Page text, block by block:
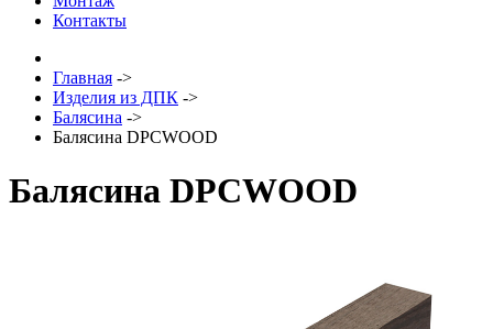
Контакты
Главная ->
Изделия из ДПК ->
Балясина ->
Балясина DPCWOOD
Балясина DPCWOOD